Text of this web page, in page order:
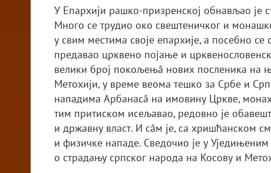
У Епархији рашко-призренској обнављао је
Много се трудио око свештеничког и
у свим местима своје епархије, а посебно се
предавао црквено појање и
велики број покољењâ нових посленика на
Метохији, у време веома тешко за Србе и
нападима Арбанасâ на имовину Цркве,
тим притиском исељавао, редовно је
и државну власт. И сâм је, са хришћанском
и физичке нападе. Сведочио је у
о страдању српског народа на Косову и